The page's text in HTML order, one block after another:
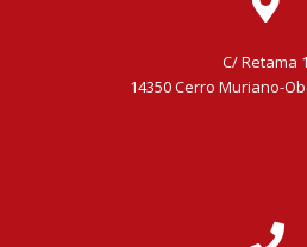
C/ Retama 1
14350 Cerro Muriano-